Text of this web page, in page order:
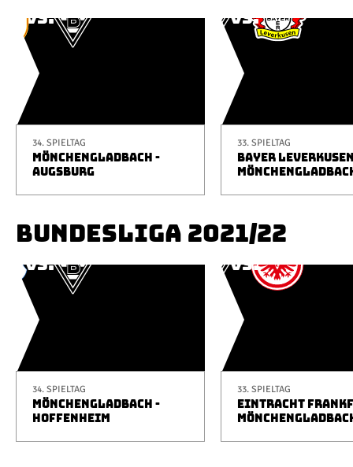
34. SPIELTAG
MÖNCHENGLADBACH -
AUGSBURG
33. SPIELTAG
BAYER
BUNDESLIGA 2021/22
34. SPIELTAG
MÖNCHENGLADBACH -
HOFFENHEIM
33. SPIELTAG
EINTRACHT